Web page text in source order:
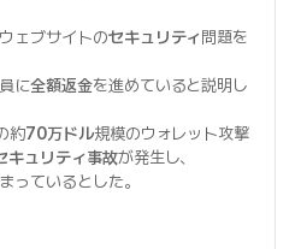
ェブサイトのセキュリティ問題を
に全額返金を進めていると説明し
約70万ドル規模のウォレット攻撃
キュリティ事故が発生し、
っているとした。